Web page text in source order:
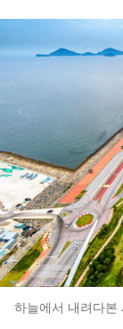
하늘에서 내려다본